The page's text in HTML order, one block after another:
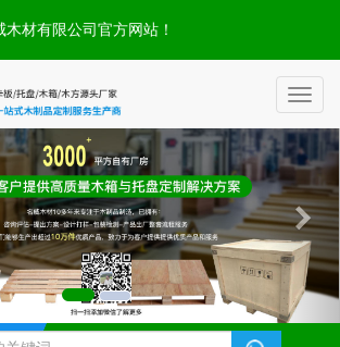
材有限公司官方网站！
Toggle